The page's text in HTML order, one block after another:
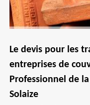
Le devis pour les
entreprises de
Professionnel de
Solaize